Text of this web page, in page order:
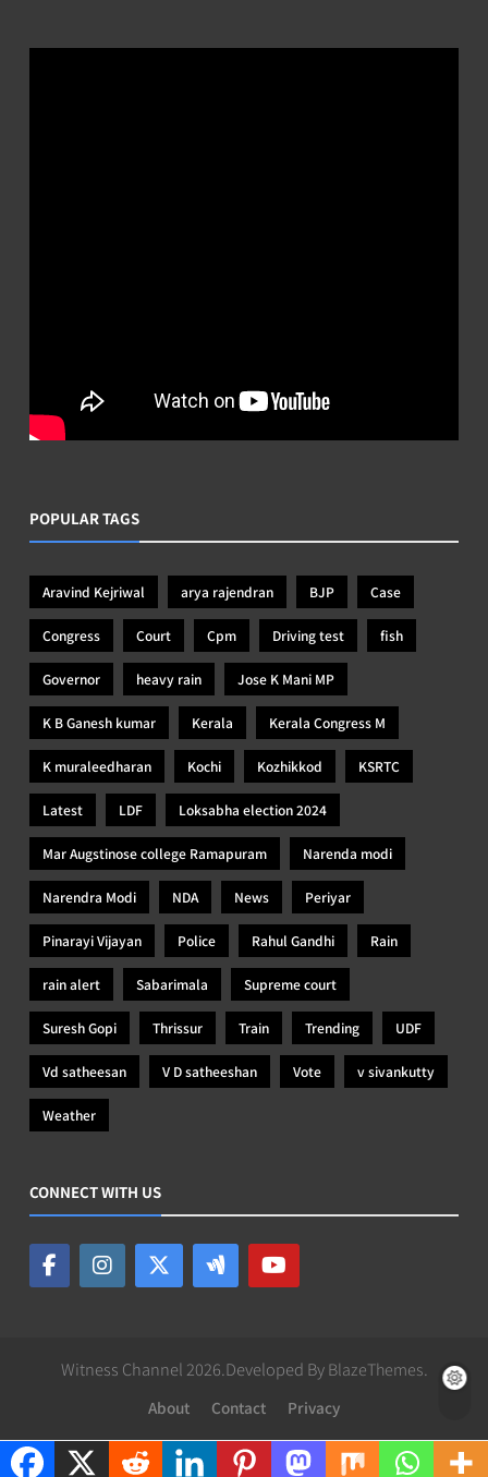
POPULAR TAGS
Aravind Kejriwal arya rajendran BJP Case
Congress Court Cpm Driving test fish
Governor heavy rain Jose K Mani MP
K B Ganesh kumar Kerala Kerala Congress M
K muraleedharan Kochi Kozhikkod KSRTC
Latest LDF Loksabha election 2024
Mar Augstinose college Ramapuram Narenda modi
Narendra Modi NDA News Periyar
Pinarayi Vijayan Police Rahul Gandhi Rain
rain alert Sabarimala Supreme court
Suresh Gopi Thrissur Train Trending UDF
Vd satheesan V D satheeshan Vote v sivankutty
Weather
CONNECT WITH US
Witness Channel 2026.Developed ByBlazeThemes
About Contact Privacy